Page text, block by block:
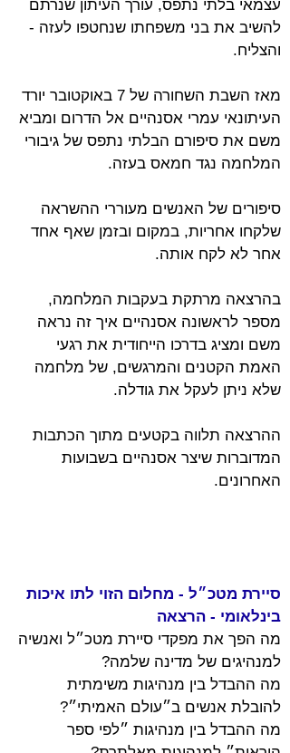
עצמאי בלתי נתפס, עורך העיתון שנרתם
להשיב את בני משפחתו שנחטפו לעזה -
והצליח.
מאז השבת השחורה של 7 באוקטובר יורד
העיתונאי עמרי אסנהיים אל הדרום ומביא
משם את סיפורם הבלתי נתפס של גיבורי
המלחמה נגד חמאס בעזה.
סיפורים של האנשים מעוררי ההשראה
שלקחו אחריות, במקום ובזמן שאף אחד
אחר לא לקח אותה.
בהרצאה מרתקת בעקבות המלחמה,
מספר לראשונה אסנהיים איך זה נראה
משם ומציג בדרכו הייחודית את רגעי
האמת הקטנים והמרגשים, של מלחמה
שלא ניתן לעקל את גודלה.
ההרצאה תלווה בקטעים מתוך הכתבות
המדוברות שיצר אסנהיים בשבועות
האחרונים.
סיירת מטכ״ל - מחלום הזוי לתו איכות
בינלאומי - הרצאה
מה הפך את מפקדי סיירת מטכ״ל ואנשיה
למנהיגים של מדינה שלמה?
מה ההבדל בין מנהיגות משימתית
להובלת אנשים ב״עולם האמיתי״?
מה ההבדל בין מנהיגות ״לפי ספר